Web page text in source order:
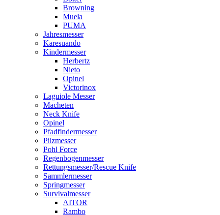
Browning
Muela
PUMA
Jahresmesser
Karesuando
Kindermesser
Herbertz
Nieto
Opinel
Victorinox
Laguiole Messer
Macheten
Neck Knife
Opinel
Pfadfindermesser
Pilzmesser
Pohl Force
Regenbogenmesser
Rettungsmesser/Rescue Knife
Sammlermesser
Springmesser
Survivalmesser
AITOR
Rambo